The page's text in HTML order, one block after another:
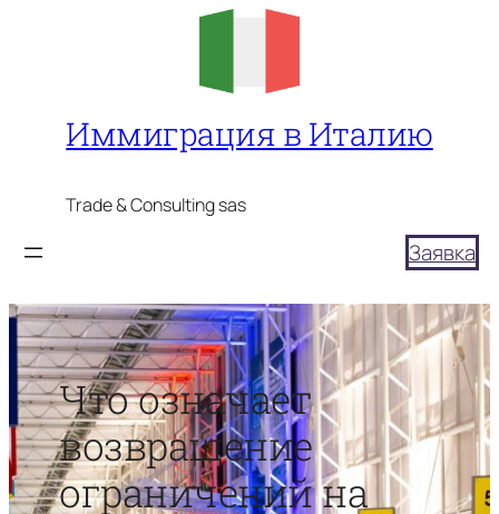
Иммиграция в Италию
Trade & Consulting sas
Заявка
Что означает
возвращение
ограничений на